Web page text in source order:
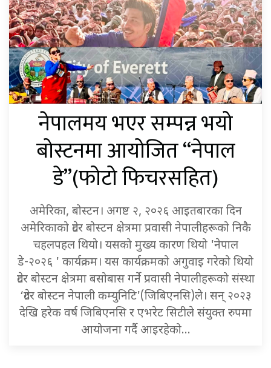
नेपालमय भएर सम्पन्न भयो
बोस्टनमा आयोजित “नेपाल
डे”(फोटो फिचरसहित)
अमेरिका, बोस्टन। अगष्ट २, २०२६ आइतबारका दिन
अमेरिकाको ग्रेटर बोस्टन क्षेत्रमा प्रवासी नेपालीहरूको निकै
चहलपहल थियो। यसको मुख्य कारण थियो 'नेपाल
डे-२०२६ ' कार्यक्रम। यस कार्यक्रमको अगुवाइ गरेको थियो
ग्रेटर बोस्टन क्षेत्रमा बसोबास गर्ने प्रवासी नेपालीहरूको संस्था
‘ग्रेटर बोस्टन नेपाली कम्युनिटि'(जिबिएनसि)ले। सन् २०२३
देखि हरेक वर्ष जिबिएनसि र एभरेट सिटीले संयुक्त रुपमा
आयोजना गर्दै आइरहेको…